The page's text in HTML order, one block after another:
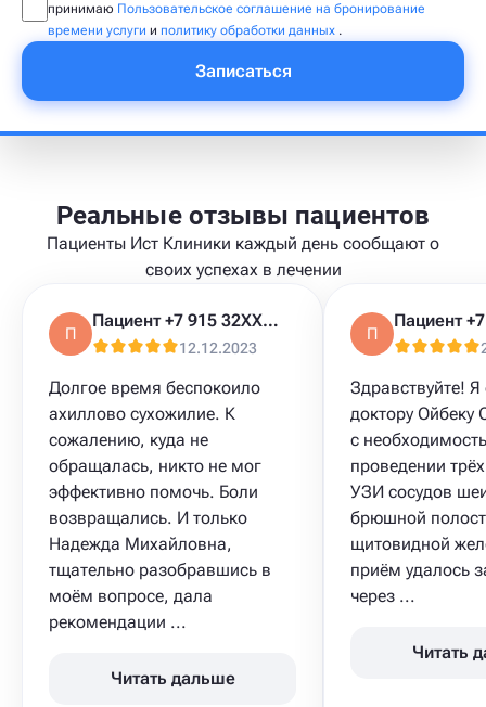
принимаю Пользовательское соглашение на бронирование
времени услуги и политику обработки данных .
Записаться
Реальные отзывы пациентов
Пациенты Ист Клиники каждый день сообщают о
своих успехах в лечении
П
Пациент +7 915 32XXXXX
12.12.2023
Долгое время беспокоило
ахиллово сухожилие. К
сожалению, куда не
обращалась, никто не мог
эффективно помочь. Боли
возвращались. И только
Надежда Михайловна,
тщательно разобравшись в
моём вопросе, дала
рекомендации ...
Читать дальше
П
Здравствуйте!
доктору Ойбеку
с
проведении
УЗИ сосудов
брюшной
щитовидной
приём удалось
через ...
Читать